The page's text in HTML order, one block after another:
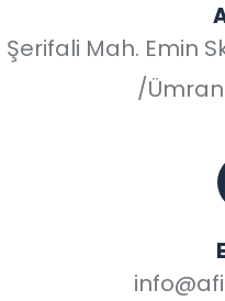
Şerifali Mah. Emin
/